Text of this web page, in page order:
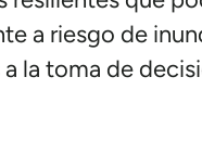
a riesgo de
la toma de